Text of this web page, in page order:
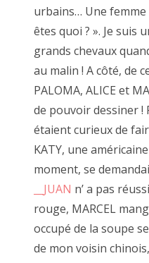
2022
2022 juin
2022 mai
2022
2022
2022
2022
2021
urbains… Une femme
êtes quoi ? ». Je suis
grands chevaux
au malin ! A côté, de
PALOMA, ALICE et
de pouvoir dessiner !
étaient curieux de
KATY, une
moment, se
__JUAN n’ a pas
rouge, MARCEL
occupé de la soupe
de mon voisin
1er